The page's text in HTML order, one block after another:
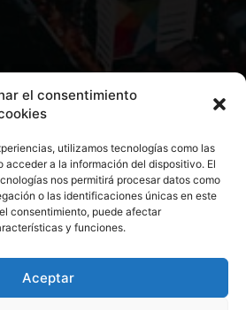
el consentimiento
utilizamos tecnologías como las
acceder a la información del dispositivo. El
nos permitirá procesar datos como
o las identificaciones únicas en este
consentimiento, puede afectar
y funciones.
Aceptar